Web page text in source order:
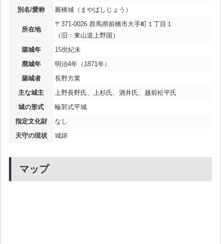
別名/愛称
厩橋城（まやばしじょう）
所在地
〒371-0026 群馬県前橋市大手町１丁目１
（旧：東山道上野国）
築城年
15世紀末
廃城年
明治4年（1871年）
築城者
長野方業
主な城主
上野長野氏、上杉氏、酒井氏、越前松平氏
城の形式
輪郭式平城
指定文化財
なし
天守の現状
城跡
マップ